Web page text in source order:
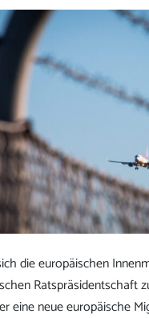
die europäischen
Ratspräsidentschaft
eine neue europäische